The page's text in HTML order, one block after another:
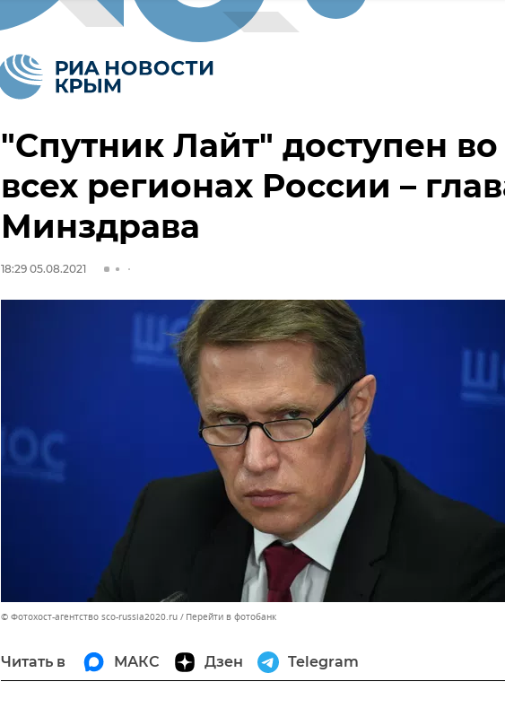
"Спутник Лайт" доступен во
всех регионах России –
Минздрава
18:29 05.08.2021
© Фотохост-агентство sco-russia2020.ru Перейти в фотобанк
Читать в МАКС Дзен Telegram